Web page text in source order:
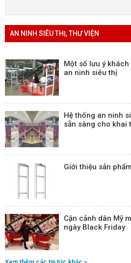
AN NINH SIÊU THỊ, THƯ VIỆN
Một số lưu ý
an ninh siêu thị
Hệ thống an ninh
sẵn sàng cho khai
Giới thiệu sản
Cận cảnh dân Mỹ
ngày Black Friday